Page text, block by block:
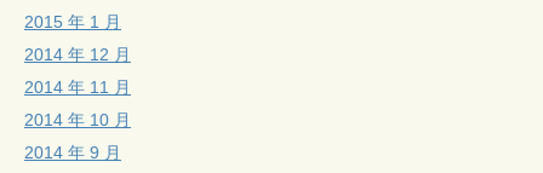
2015 年 1 月
2014 年 12 月
2014 年 11 月
2014 年 10 月
2014 年 9 月